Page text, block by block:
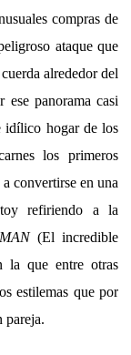
compras de
ataque que
alrededor del
ese panorama casi
idílico hogar de los
los primeros
convertirse en una
refiriendo a la
(El incredible
la que entre otras
estilemas que por
pareja.